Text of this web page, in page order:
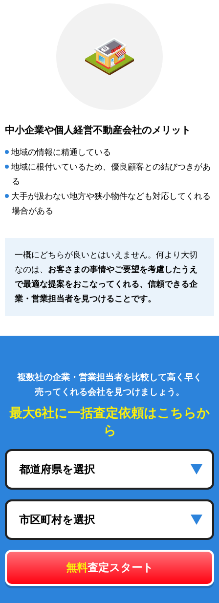
中小企業や個人経営不動産会社のメリット
地域の情報に精通している
地域に根付いているため、優良顧客との結びつきがあ
る
大手が扱わない地方や狭小物件なども対応してくれる
場合がある
一概にどちらが良いとはいえません。何より大切
なのは、 お客さまの事情やご要望を考慮したうえ
で最適な提案をおこなってくれる、信頼できる企
業・営業担当者を見つけることです。
複数社の企業・営業担当者を比較して高く早く
売ってくれる会社を見つけましょう。
最大6社に一括査定依頼はこちらか
ら
都道府県を選択
市区町村を選択
無料査定スタート